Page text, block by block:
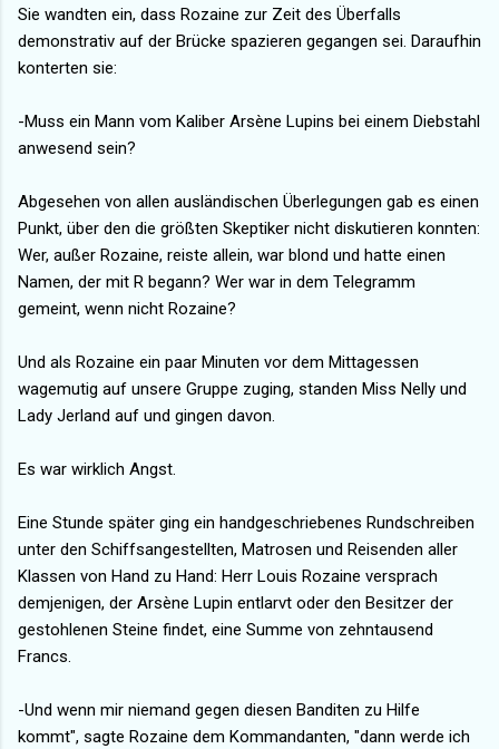
Sie wandten ein, dass Rozaine zur Zeit des Überfalls
demonstrativ auf der Brücke spazieren gegangen sei. Daraufhin
konterten sie:
-Muss ein Mann vom Kaliber Arsène Lupins bei einem Diebstahl
anwesend sein?
Abgesehen von allen ausländischen Überlegungen gab es einen
Punkt, über den die größten Skeptiker nicht diskutieren konnten:
Wer, außer Rozaine, reiste allein, war blond und hatte einen
Namen, der mit R begann? Wer war in dem Telegramm
gemeint, wenn nicht Rozaine?
Und als Rozaine ein paar Minuten vor dem Mittagessen
wagemutig auf unsere Gruppe zuging, standen Miss Nelly und
Lady Jerland auf und gingen davon.
Es war wirklich Angst.
Eine Stunde später ging ein handgeschriebenes Rundschreiben
unter den Schiffsangestellten, Matrosen und Reisenden aller
Klassen von Hand zu Hand: Herr Louis Rozaine versprach
demjenigen, der Arsène Lupin entlarvt oder den Besitzer der
gestohlenen Steine findet, eine Summe von zehntausend
Francs.
-Und wenn mir niemand gegen diesen Banditen zu Hilfe
kommt", sagte Rozaine dem Kommandanten, "dann werde ich